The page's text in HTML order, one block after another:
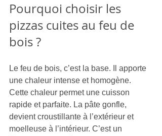
Pourquoi choisir les
pizzas cuites au feu de
bois ?
Le feu de bois, c’est la base. Il apporte
une chaleur intense et homogène.
Cette chaleur permet une cuisson
rapide et parfaite. La pâte gonfle,
devient croustillante à l’extérieur et
moelleuse à l’intérieur. C’est un